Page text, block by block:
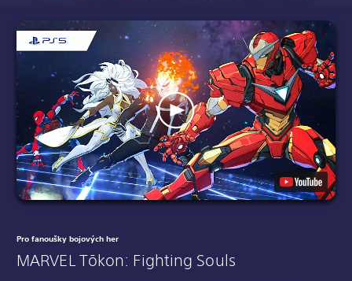
Pro fanoušky bojových her
MARVEL Tōkon: Fighting Souls